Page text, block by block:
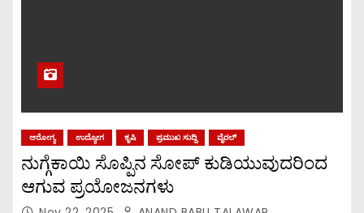
ಆರೋಗ್ಯ ಉದ್ಯೋಗ ಕೃಷಿ ಪ್ರಮುಖ ಸುದ್ದಿ ವೈರಲ್
ನುಗ್ಗೆಕಾಯಿ ಸೊಪ್ಪಿನ ಸೋಪ್ ಕುಡಿಯುವುದರಿಂದ
ಆಗುವ ಪ್ರಯೋಜನಗಳು